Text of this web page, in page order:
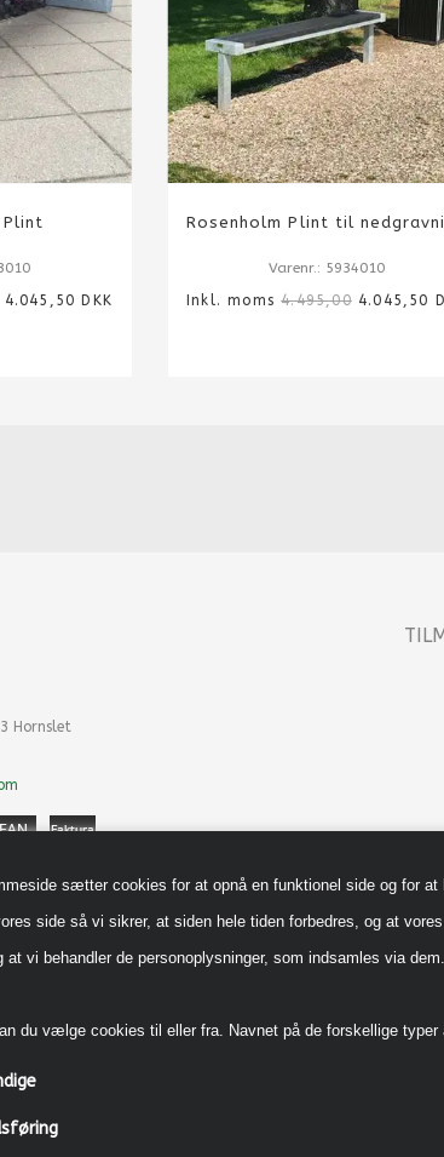
sætter cookies for at opnå en funktionel side og for
side så vi sikrer, at siden hele tiden forbedres, og at
at vi behandler de personoplysninger, som indsamles via
du vælge cookies til eller fra. Navnet på de forskellige
Plint
DKK
Rosenholm Plint til
Varenr.: 5934010
Inkl. moms4.495,004.045,50
Hornslet